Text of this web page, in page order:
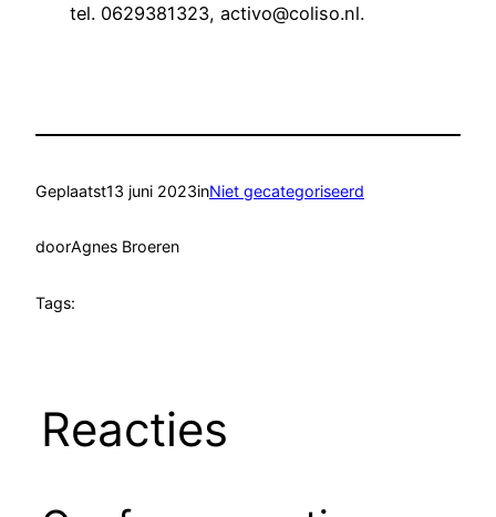
tel. 0629381323, activo@coliso.nl.
Geplaatst13 juni 2023inNiet gecategoriseerd
doorAgnes Broeren
Tags:
Reacties